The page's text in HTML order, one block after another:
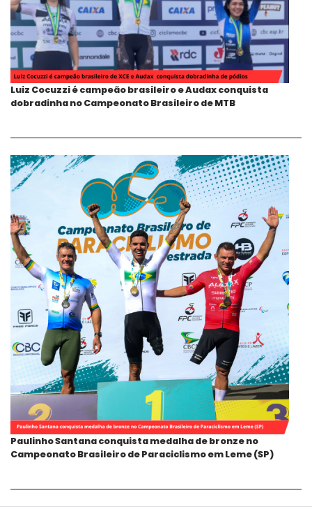
Luiz Cocuzzi é campeão brasileiro e Audax conquista
dobradinha no Campeonato Brasileiro de MTB
Paulinho Santana conquista medalha de bronze no
Campeonato Brasileiro de Paraciclismo em Leme (SP)